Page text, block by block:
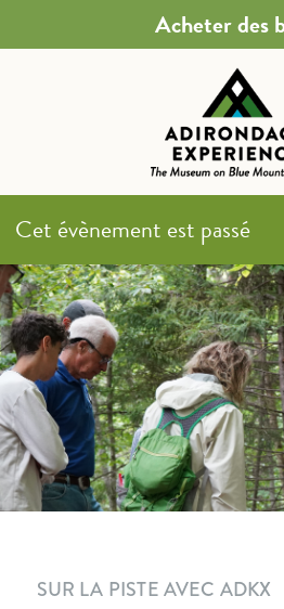
Acheter des
Cet évènement est passé
SUR LA PISTE AVEC ADKX